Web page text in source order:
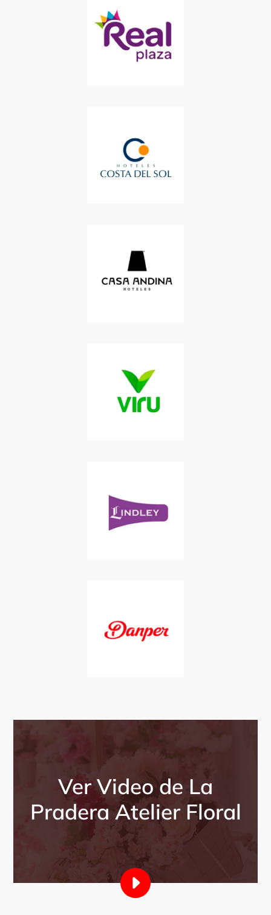
Ver Video de La
Pradera Atelier Floral
REPRODUCIR